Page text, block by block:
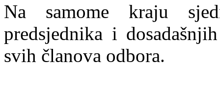
Na samome kraju
predsjednika i
svih članova odbora.